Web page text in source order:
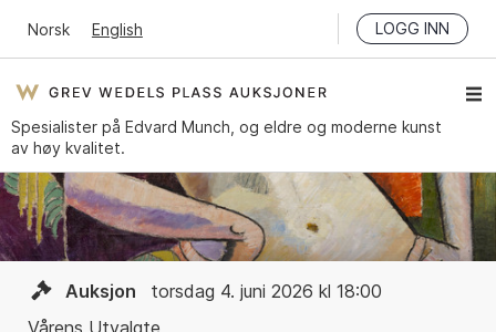
Norsk English LOGG INN
Spesialister på Edvard Munch, og eldre og moderne kunst
av høy kvalitet.
Auksjon
torsdag 4. juni 2026 kl 18:00